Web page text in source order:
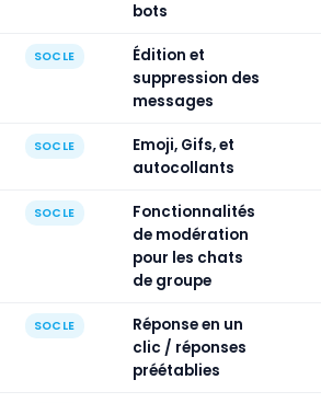
bots
SOCLE
Édition et
suppression des
messages
SOCLE
Emoji, Gifs, et
autocollants
SOCLE
Fonctionnalités
de modération
pour les chats
de groupe
SOCLE
Réponse en un
clic / réponses
préétablies